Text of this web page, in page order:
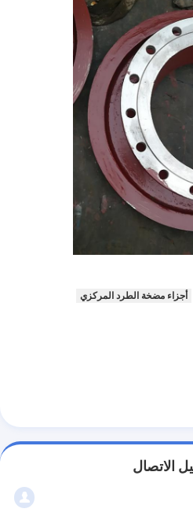
أجزاء مضخة الطرد المركزي
الاتصال